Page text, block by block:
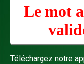
Le mot
Téléchargez notre